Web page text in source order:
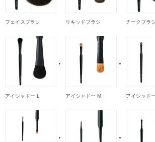
フェイスブラシ リキッドブラシ チークブラシ
アイシャドー L アイシャドー M アイシャド